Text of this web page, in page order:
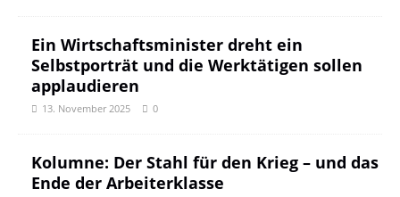
Ein Wirtschaftsminister dreht ein
Selbstporträt und die Werktätigen sollen
applaudieren
13. November 2025 0
Kolumne: Der Stahl für den Krieg – und das
Ende der Arbeiterklasse